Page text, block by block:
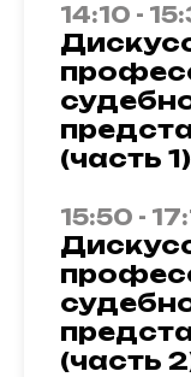
14:10 -
(часть 1)
15:50 -
(часть